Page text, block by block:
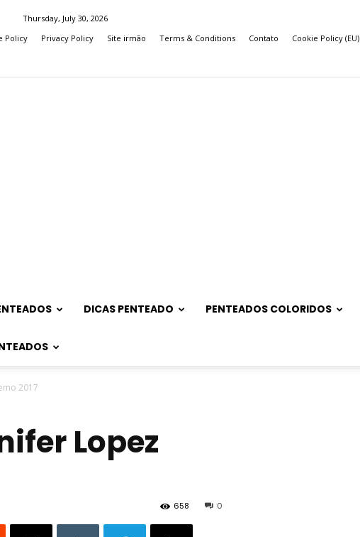
Thursday, July 30, 2026
Policy Privacy Policy Site irmão Terms & Conditions Contato Cookie Policy (EU)
DICAS PENTEADO PENTEADOS COLORIDOS
2017
Lopez
0
658